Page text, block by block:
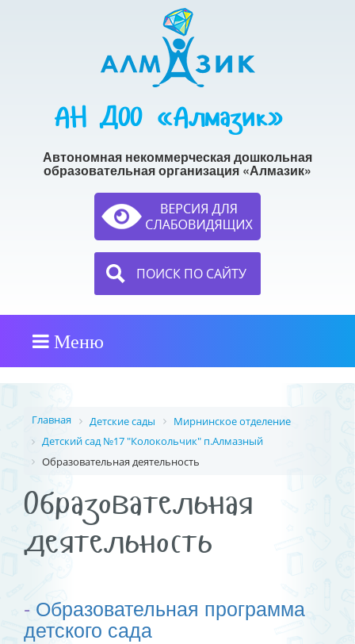
АН ДОО «Алмазик»
Автономная некоммерческая дошкольная
образовательная организация «Алмазик»
ПОИСК ПО САЙТУ
Меню
Главная Детские сады
Мирнинское отделение
Детский сад №17 "Колокольчик" п.Алмазный
Образовательная деятельность
Образовательная
деятельность
- Образовательная программа
детского сада